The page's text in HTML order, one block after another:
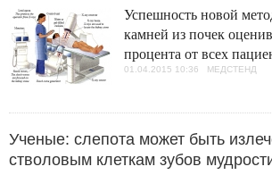
Успешность новой
камней из почек
процента от всех
01.04.2015 10:36 МЕДСТЕНД
Ученые: слепота может быть
стволовым клеткам зубов